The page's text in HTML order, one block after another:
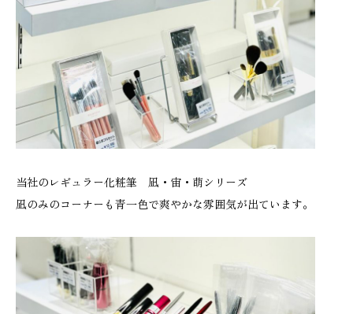
当社のレギュラー化粧筆 凪・宙・萌シリーズ
凪のみのコーナーも青一色で爽やかな雰囲気が出ています。